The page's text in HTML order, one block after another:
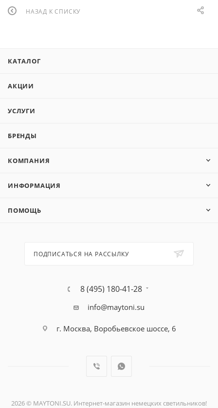
НАЗАД К СПИСКУ
КАТАЛОГ
АКЦИИ
УСЛУГИ
БРЕНДЫ
КОМПАНИЯ
ИНФОРМАЦИЯ
ПОМОЩЬ
ПОДПИСАТЬСЯ НА РАССЫЛКУ
8 (495) 180-41-28
info@maytoni.su
г. Москва, Воробьевское шоссе, 6
2026 © MAYTONI.SU. Интернет-магазин немецких светильников!